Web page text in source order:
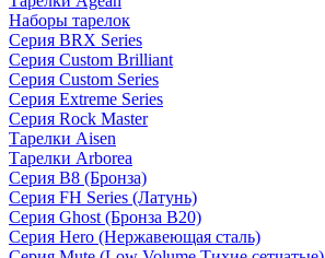
Наборы тарелок
Серия BRX Series
Серия Custom Brilliant
Серия Custom Series
Серия Extreme Series
Серия Rock Master
Тарелки Aisen
Тарелки Arborea
Серия B8 (Бронза)
Серия FH Series (Латунь)
Серия Ghost (Бронза B20)
Серия Hero (Нержавеющая сталь)